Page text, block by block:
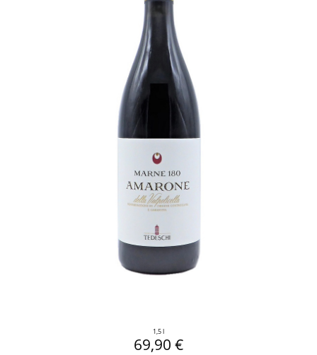
1,5 l
69,90 €